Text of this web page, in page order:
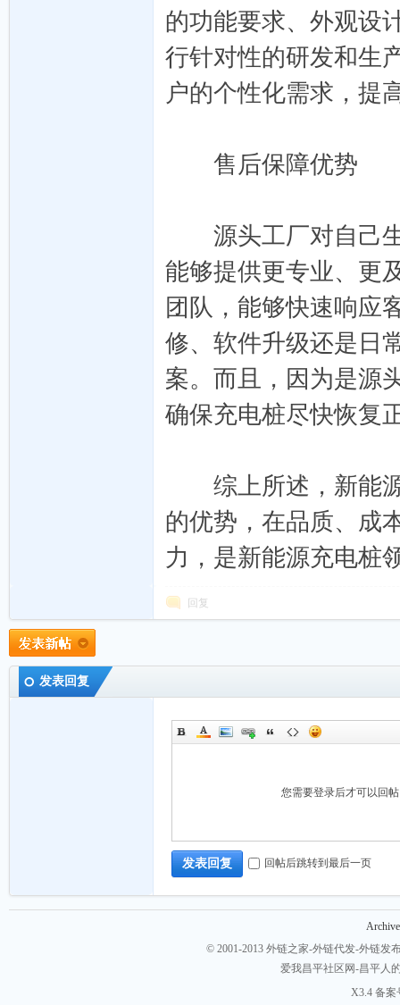
的功能要求、外观设
行针对性的研发和生
户的个性化需求，提
售后保障优势
源头工厂对自己生
能够提供更专业、更
团队，能够快速响应
修、软件升级还是日
案。而且，因为是源
确保充电桩尽快恢复
综上所述，新能源
的优势，在品质、成
力，是新能源充电桩
回复
发表回复
您需要登录后才可以回
发表回复 回帖后跳转到最后一页
© 2001-2013 外链之家-外链代发-外链发
爱我昌平社区网-昌平人
X3.4 备案